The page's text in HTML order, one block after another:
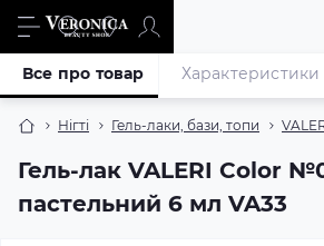
Нігті Гель-лаки, бази, топи
Гель-лак VALERI Color
пастельний 6 мл VA33
Все про товар Характеристики